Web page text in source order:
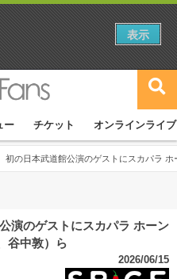
ー チケット オンラインライブ
初の日本武道館公演のゲストにスカパラ
演のゲストにスカパラ ホーン
谷中敦）ら
2026/06/15
表示